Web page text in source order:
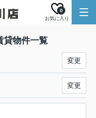
お気に入り
0
貸物件一覧
変更
変更